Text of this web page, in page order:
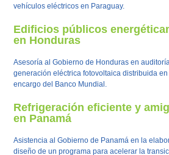
vehículos eléctricos en Paraguay.
Edificios públicos
en Honduras
Asesoría al Gobierno de Honduras en
generación eléctrica fotovoltaica distribuida
encargo del Banco Mundial.
Refrigeración eficiente y
en Panamá
Asistencia al Gobierno de Panamá en la
diseño de un programa para acelerar la